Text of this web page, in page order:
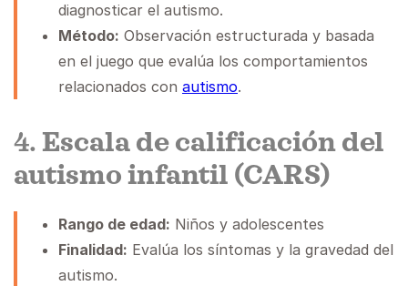
diagnosticar el autismo.
Método: Observación estructurada y basada
en el juego que evalúa los comportamientos
relacionados con autismo.
4. Escala de calificación del
autismo infantil (CARS)
Rango de edad: Niños y adolescentes
Finalidad: Evalúa los síntomas y la gravedad del
autismo.